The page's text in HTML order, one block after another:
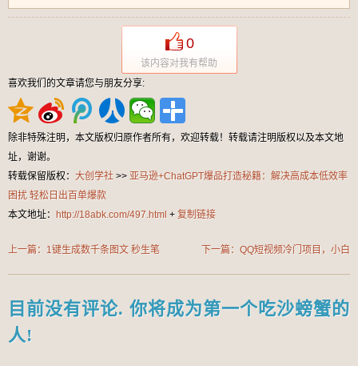
0
该内容对我有帮助
喜欢我们的文章请您与朋友分享:
除非特殊注明，本文版权归原作者所有，欢迎转载！转载请注明版权以及本文地
址，谢谢。
转载保留版权： 大创学社 >> 亚马逊+ChatGPT爆品打造秘籍：解决高成本低效率
困扰 轻松日出百单爆款
本文地址： http://18abk.com/497.html + 复制链接
上一篇：1键生成数千条图文 秒生笔
下一篇：QQ短视频冷门项目，小白
目前没有评论. 你将成为第一个吃沙螃蟹的
人!